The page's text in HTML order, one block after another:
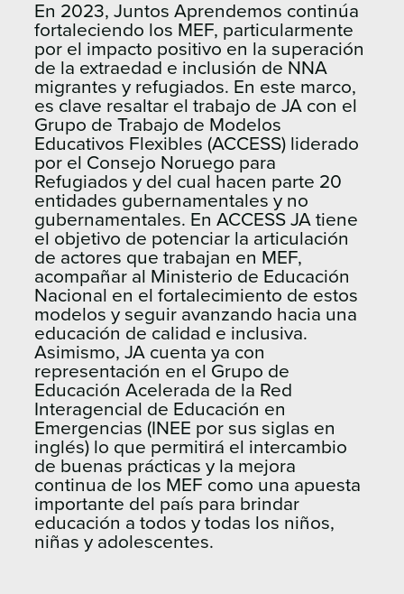
En 2023, Juntos Aprendemos continúa
fortaleciendo los MEF, particularmente
por el impacto positivo en la superación
de la extraedad e inclusión de NNA
migrantes y refugiados. En este marco,
es clave resaltar el trabajo de JA con el
Grupo de Trabajo de Modelos
Educativos Flexibles (ACCESS) liderado
por el Consejo Noruego para
Refugiados y del cual hacen parte 20
entidades gubernamentales y no
gubernamentales. En ACCESS JA tiene
el objetivo de potenciar la articulación
de actores que trabajan en MEF,
acompañar al Ministerio de Educación
Nacional en el fortalecimiento de estos
modelos y seguir avanzando hacia una
educación de calidad e inclusiva.
Asimismo, JA cuenta ya con
representación en el Grupo de
Educación Acelerada de la Red
Interagencial de Educación en
Emergencias (INEE por sus siglas en
inglés) lo que permitirá el intercambio
de buenas prácticas y la mejora
continua de los MEF como una apuesta
importante del país para brindar
educación a todos y todas los niños,
niñas y adolescentes.